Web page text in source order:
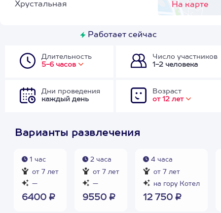
На карте
Хрустальная
Работает сейчас
Длительность
5-6 часов
Число участников
1-2 человека
Дни проведения
каждый день
Возраст
от 12 лет
Варианты развлечения
1 час
от 7 лет
—
6400 ₽
2 часа
от 7 лет
—
9550 ₽
4 часа
от 7 лет
на гору Котел
12 750 ₽